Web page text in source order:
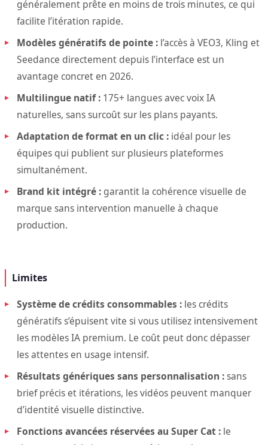
généralement prête en moins de trois minutes, ce qui
facilite l’itération rapide.
Modèles génératifs de pointe : l’accès à VEO3, Kling et
Seedance directement depuis l’interface est un
avantage concret en 2026.
Multilingue natif : 175+ langues avec voix IA
naturelles, sans surcoût sur les plans payants.
Adaptation de format en un clic : idéal pour les
équipes qui publient sur plusieurs plateformes
simultanément.
Brand kit intégré : garantit la cohérence visuelle de
marque sans intervention manuelle à chaque
production.
Limites
Système de crédits consommables : les crédits
génératifs s’épuisent vite si vous utilisez intensivement
les modèles IA premium. Le coût peut donc dépasser
les attentes en usage intensif.
Résultats génériques sans personnalisation :sans
brief précis et itérations, les vidéos peuvent manquer
d’identité visuelle distinctive.
Fonctions avancées réservées au Super Cat : le